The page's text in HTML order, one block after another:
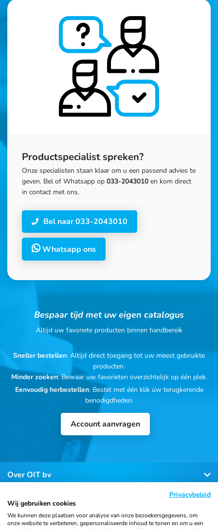
Productspecialist spreken?
Onze specialisten staan klaar om u een passend advies te
geven. Bel of Whatsapp op 033-2043010 en kom direct
in contact met ons.
Bel naar 033-2043010
Whatsapp ons
Bespaar tijd met uw eigen catalogus
Altijd uw favoriete producten binnen handbereik
Sneller bestellen: Altijd direct toegang tot uw meest gebruikte
producten.
Minder zoeken: Bewaar uw favorieten overzichtelijk op één plek.
Eenvoudig herbestellen: Bestel met één klik uw terugkerende
benodigdheden.
Account aanvragen
Over OIT bv
Klantenservice
Privacybeleid
Wij gebruiken cookies
We kunnen deze plaatsen voor analyse van onze bezoekersgegevens, om
onze website te verbeteren, gepersonaliseerde inhoud te tonen en om u een